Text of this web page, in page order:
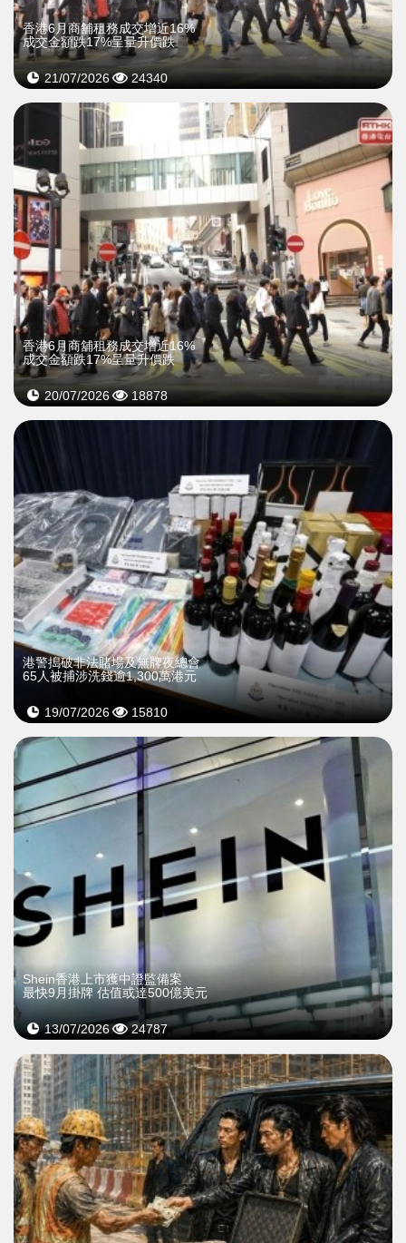
香港6月商舖租務成交增近16%
成交金額跌17%呈量升價跌
21/07/2026 24340
香港6月商舖租務成交增近16%
成交金額跌17%呈量升價跌
20/07/2026 18878
港警搗破非法賭場及無牌夜總會
65人被捕涉洗錢逾1,300萬港元
19/07/2026 15810
Shein香港上市獲中證監備案
最快9月掛牌 估值或達500億美元
13/07/2026 24787